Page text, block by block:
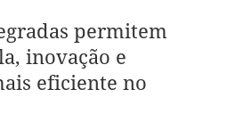
permitem
inovação e
eficiente no